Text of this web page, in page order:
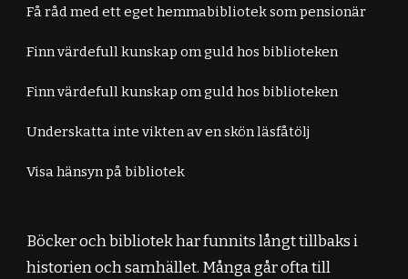
Få råd med ett eget hemmabibliotek som pensionär
Finn värdefull kunskap om guld hos biblioteken
Finn värdefull kunskap om guld hos biblioteken
Underskatta inte vikten av en skön läsfåtölj
Visa hänsyn på bibliotek
Böcker och bibliotek har funnits långt tillbaks i
historien och samhället. Många går ofta till